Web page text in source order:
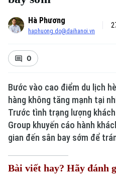
Xu hướng
Hà Phương
haphuong.do@daihanoi.vn
0
Bước vào cao điểm du lịch
hàng không tăng mạnh tại
Trước tình trạng lượng
Group khuyến cáo hành
gian đến sân bay sớm để
Bài viết hay? Hãy đánh